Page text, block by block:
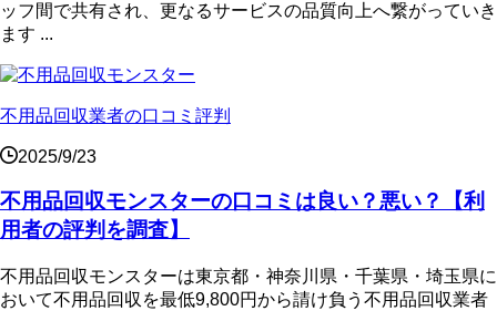
ッフ間で共有され、更なるサービスの品質向上へ繋がっていき
ます ...
不用品回収業者の口コミ評判
2025/9/23
不用品回収モンスターの口コミは良い？悪い？【利
用者の評判を調査】
不用品回収モンスターは東京都・神奈川県・千葉県・埼玉県に
おいて不用品回収を最低9,800円から請け負う不用品回収業者